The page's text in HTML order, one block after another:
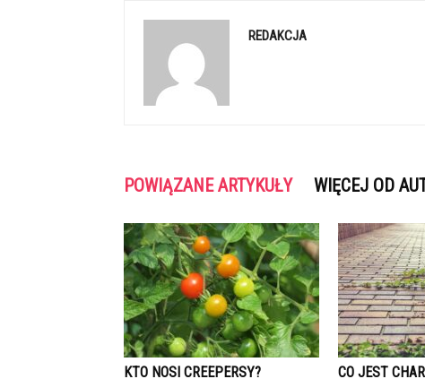
REDAKCJA
POWIĄZANE ARTYKUŁY WIĘCEJ OD
KTO NOSI CREEPERSY?
CO JEST